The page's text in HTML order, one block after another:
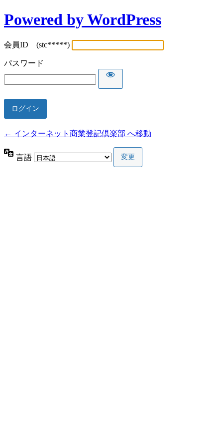
Powered by WordPress
会員ID (stc*****)
パスワード
← インターネット商業登記倶楽部 へ移動
言語